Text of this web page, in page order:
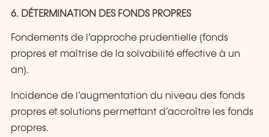
6. DÉTERMINATION DES FONDS PROPRES
Fondements de l’approche prudentielle (fonds
propres et maîtrise de la solvabilité effective à un
an).
Incidence de l’augmentation du niveau des fonds
propres et solutions permettant d’accroître les fonds
propres.